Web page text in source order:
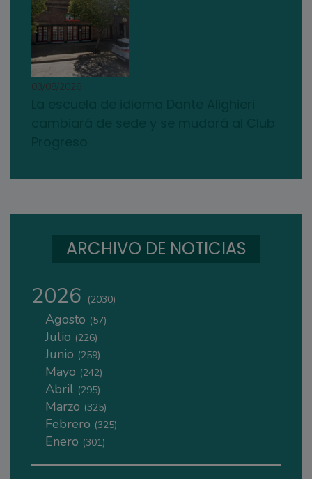
03/08/2026
ARCHIVO DE NOTICIAS
2026 (2030)
Agosto (57)
Julio (226)
Junio (259)
Mayo (242)
Abril (295)
Marzo (325)
Febrero (325)
Enero (301)